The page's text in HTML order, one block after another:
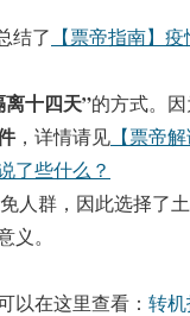
结了 【票帝指南】
十四天”的方式。
，详情请见 【票帝
了些什么？
人群，因此选择了
。
以在这里查看： 转